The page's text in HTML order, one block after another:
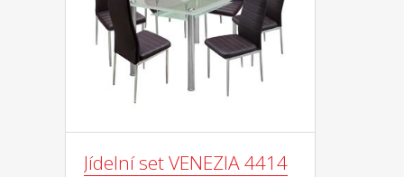
Jídelní set VENEZIA 4414